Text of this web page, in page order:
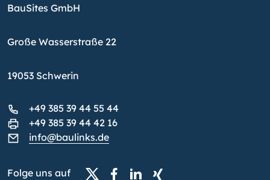
BauSites GmbH
Große Wasserstraße 22
19053 Schwerin
+49 385 39 44 55 44
+49 385 39 44 42 16
info@baulinks.de
Folge uns auf